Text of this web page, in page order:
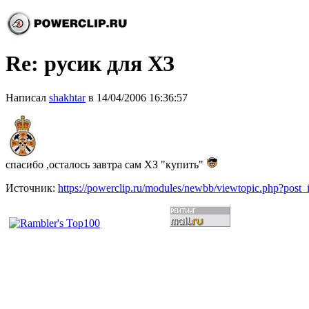
Re: русик для ХЗ
Написал shakhtarв 14/04/2006 16:36:57
спасибо ,осталось завтра сам ХЗ "купить"
Источник: https://powerclip.ru/modules/newbb/